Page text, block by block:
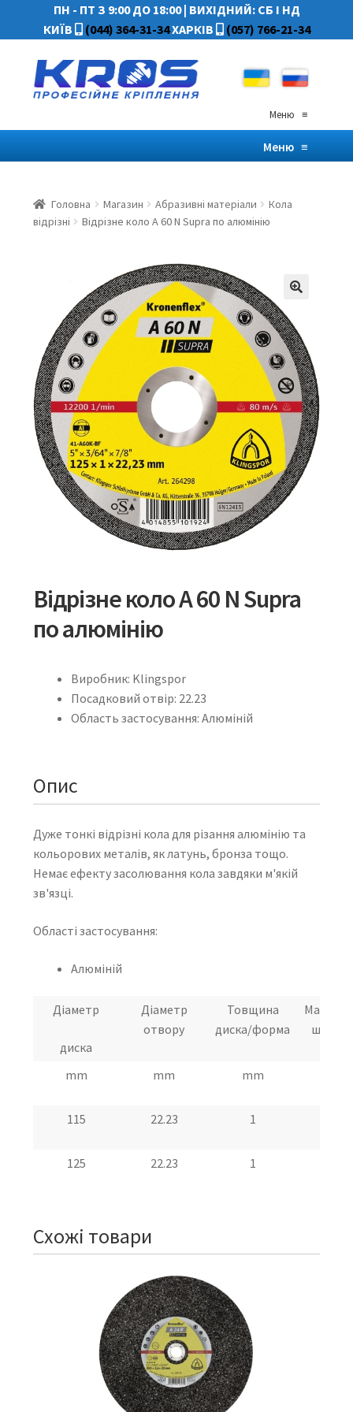
ПН - ПТ З 9:00 ДО 18:00| ВИХІДНИЙ: СБ І НД
КИЇВ
(044) 364-31-34ХАРКІВ (057) 766-21-34
Меню≡
Меню≡
Головна Магазин Абразивні матеріали
Кола
відрізні
Відрізне коло A 60 N Supra по алюмінію
Відрізне коло A 60 N Supra
по алюмінію
Виробник: Klingspor
Посадковий отвір: 22.23
Область застосування: Алюміній
Опис
Дуже тонкі відрізні кола для різання алюмінію та
кольорових металів, як латунь, бронза тощо.
Немає ефекту засолювання кола завдяки м'якій
зв'язці.
Області застосування:
Алюміній
Діаметр
диска
Діаметр
отвору
Товщина
диска/форма
Макс.
mm mm mm
115 22.23 1
125 22.23 1
Схожі товари